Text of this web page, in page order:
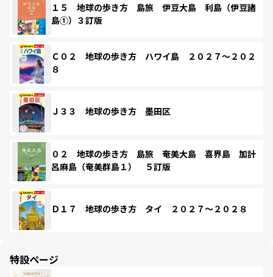
１５ 地球の歩き方 島旅 伊豆大島 利島（伊豆諸
島①）３訂版
Ｃ０２ 地球の歩き方 ハワイ島 ２０２７～２０２
８
Ｊ３３ 地球の歩き方 墨田区
０２ 地球の歩き方 島旅 奄美大島 喜界島 加計
呂麻島（奄美群島１） ５訂版
Ｄ１７ 地球の歩き方 タイ ２０２７～２０２８
特設ページ